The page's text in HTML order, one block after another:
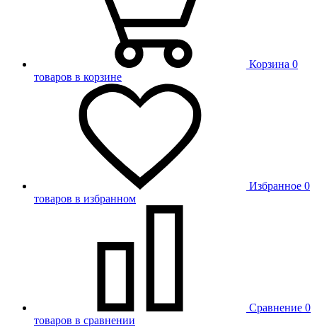
Корзина 0
товаров в корзине
Избранное 0
товаров в избранном
Сравнение 0
товаров в сравнении